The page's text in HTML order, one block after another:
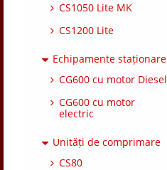
CS1050 Lite MK
CS1200 Lite
Echipamente staționare
CG600 cu motor Diesel
CG600 cu motor
electric
Unități de comprimare
CS80